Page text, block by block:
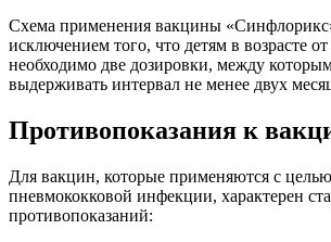
Схема применения вакцины
исключением того, что детям в возрасте
необходимо две дозировки, между
выдерживать интервал не менее двух
Противопоказания к
Для вакцин, которые применяются с
пневмококковой инфекции, характерен
противопоказаний: